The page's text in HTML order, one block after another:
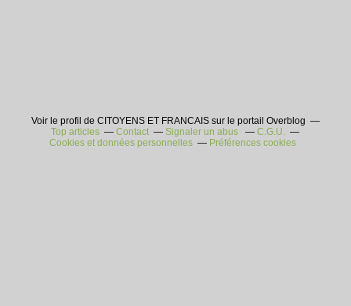
Voir le profil de CITOYENS ET FRANCAIS sur le portail Overblog
Top articles
Contact Signaler un abus
C.G.U.
Cookies et données personnelles
Préférences cookies